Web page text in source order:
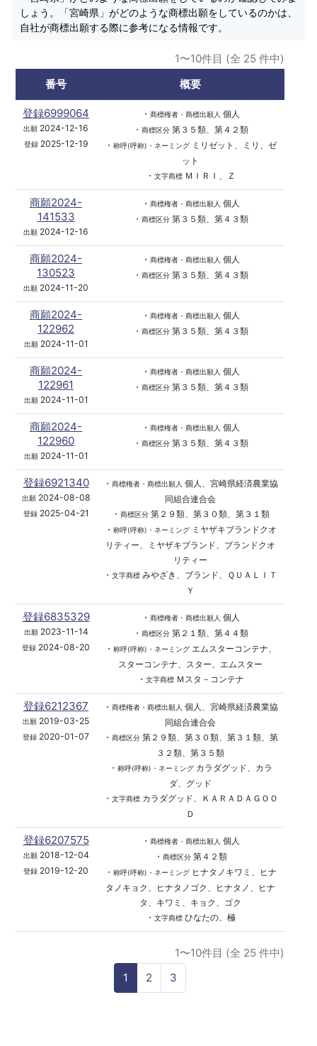
しょう。「宮崎県」がどのような商標出願をしているのかは、
自社が商標出願する際に参考になる情報です。
1〜10件目 (全 25 件中)
番号
概要
登録6999064
出願 2024-12-16
登録2025-12-19
・ 商標権者・商標出願人 個人
・ 商標区分第３５類、第４２類
・ 称呼(呼称)・ネーミングミリゼット、ミリ、ゼ
ット
・ 文字商標ＭＩＲＩ、Ｚ
商願2024-
141533
出願 2024-12-16
・ 商標権者・商標出願人 個人
・ 商標区分第３５類、第４３類
商願2024-
130523
出願 2024-11-20
・ 商標権者・商標出願人 個人
・ 商標区分第３５類、第４３類
商願2024-
122962
出願2024-11-01
・ 商標権者・商標出願人 個人
・ 商標区分第３５類、第４３類
商願2024-
122961
出願2024-11-01
・ 商標権者・商標出願人 個人
・ 商標区分第３５類、第４３類
商願2024-
122960
出願2024-11-01
・ 商標権者・商標出願人 個人
・ 商標区分第３５類、第４３類
登録6921340
出願2024-08-08
登録2025-04-21
・ 商標権者・商標出願人 個人、宮崎県経済農業協
同組合連合会
・ 商標区分第２９類、第３０類、第３１類
・ 称呼(呼称)・ネーミングミヤザキブランドクオ
リティー、ミヤザキブランド、ブランドクオ
リティー
・ 文字商標 みやざき、ブランド、ＱＵＡＬＩＴ
Ｙ
登録6835329
出願2023-11-14
登録 2024-08-20
・ 商標権者・商標出願人 個人
・ 商標区分第２１類、第４４類
・ 称呼(呼称)・ネーミングエムスターコンテナ、
スターコンテナ、スター、エムスター
・ 文字商標Ｍスタ－コンテナ
登録6212367
出願 2019-03-25
登録 2020-01-07
・ 商標権者・商標出願人 個人、宮崎県経済農業協
同組合連合会
・ 商標区分第２９類、第３０類、第３１類、第
３２類、第３５類
・ 称呼(呼称)・ネーミングカラダグッド、カラ
ダ、グッド
・ 文字商標カラダグッド、ＫＡＲＡＤＡＧＯＯ
Ｄ
登録6207575
出願2018-12-04
登録 2019-12-20
・ 商標権者・商標出願人 個人
・ 商標区分第４２類
・ 称呼(呼称)・ネーミングヒナタノキワミ、ヒナ
タノキョク、ヒナタノゴク、ヒナタノ、ヒナ
タ、キワミ、キョク、ゴク
・ 文字商標ひなたの、極
1〜10件目 (全 25 件中)
1
2 3